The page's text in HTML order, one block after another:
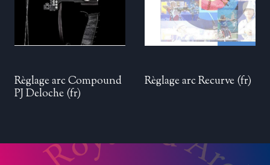
Règlage arc Compound
PJ Deloche (fr)
Règlage arc Recurve (fr)